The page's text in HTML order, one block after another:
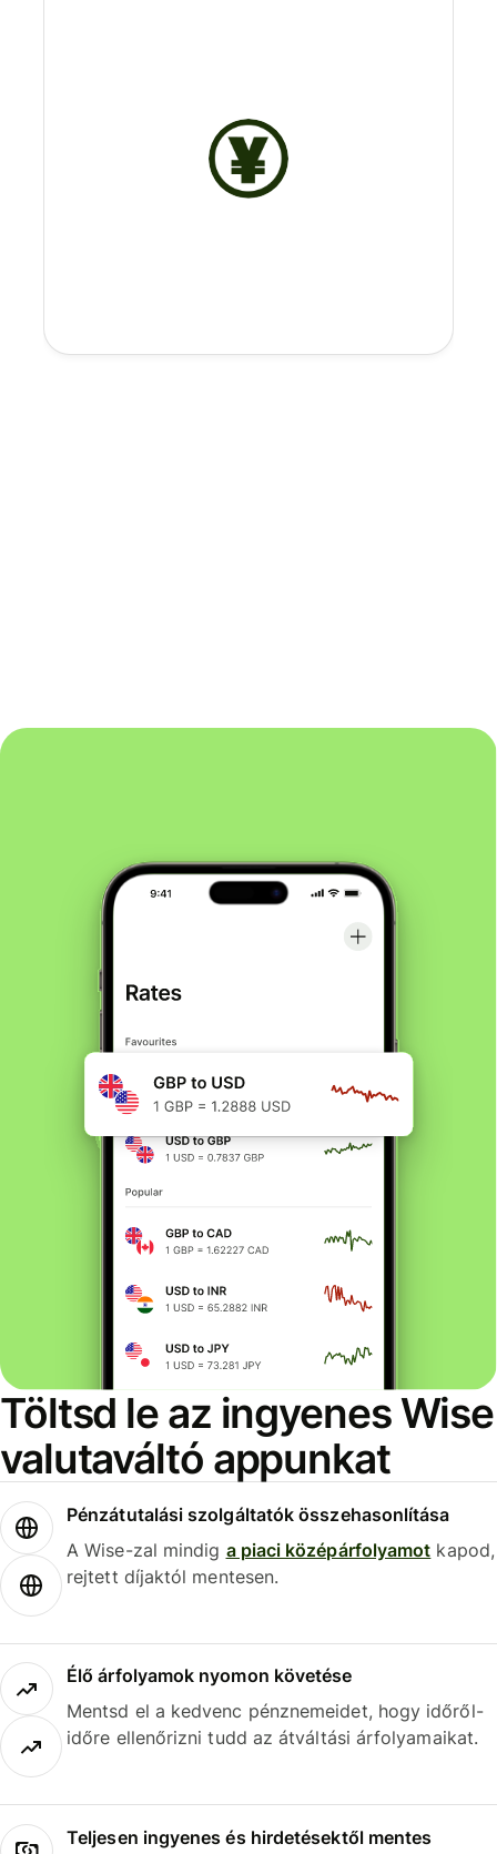
Töltsd le az ingyenes Wise
valutaváltó appunkat
Pénzátutalási szolgáltatók összehasonlítása
A Wise-zal mindig a piaci középárfolyamot kapod,
rejtett díjaktól mentesen.
Élő árfolyamok nyomon követése
Mentsd el a kedvenc pénznemeidet, hogy időről-
időre ellenőrizni tudd az átváltási árfolyamaikat.
Teljesen ingyenes és hirdetésektől mentes